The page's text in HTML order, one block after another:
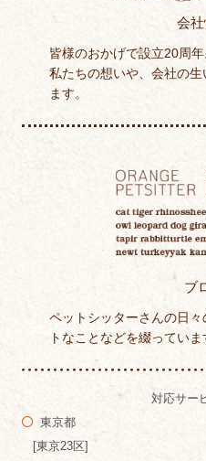
会
皆様のおかげで設立20周年
私たちの想いや、会社の
ます。
ブ
ペットシッターさんの日
トなことなどを綴っていま
対応サー
東京都
[東京23区]